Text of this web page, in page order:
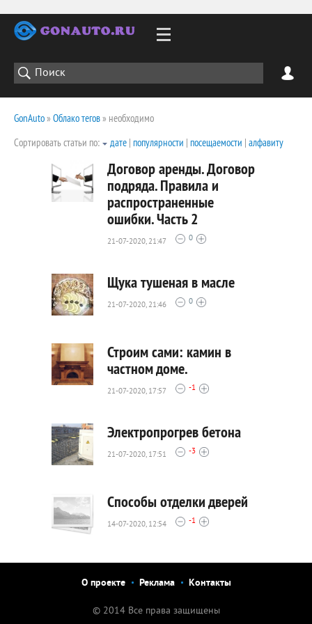
GonAuto» Облако тегов» необходимо
Сортировать статьи по:
дате | популярности | посещаемости | алфавиту
Договор аренды. Договор
подряда. Правила и
распространенные
ошибки. Часть 2
21-07-2020, 21:47 0
Щука тушеная в масле
21-07-2020, 21:46 0
Строим сами: камин в
частном доме.
21-07-2020, 17:57 -1
Электропрогрев бетона
21-07-2020, 17:51 -3
Способы отделки дверей
14-07-2020, 12:54 -1
О проекте Реклама Контакты
© 2014 Все права защищены